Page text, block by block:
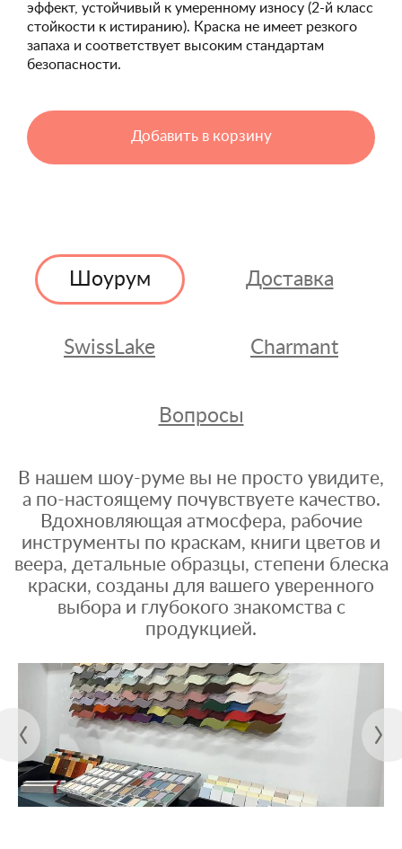
эффект, устойчивый к умеренному износу (2-й класс
стойкости к истиранию). Краска не имеет резкого
запаха и соответствует высоким стандартам
безопасности.
Добавить в корзину
Шоурум Доставка
SwissLake Charmant
Вопросы
В нашем шоу-руме вы не просто увидите,
а по-настоящему почувствуете качество.
Вдохновляющая атмосфера, рабочие
инструменты по краскам, книги цветов и
веера, детальные образцы, степени блеска
краски, созданы для вашего уверенного
выбора и глубокого знакомства с
продукцией.